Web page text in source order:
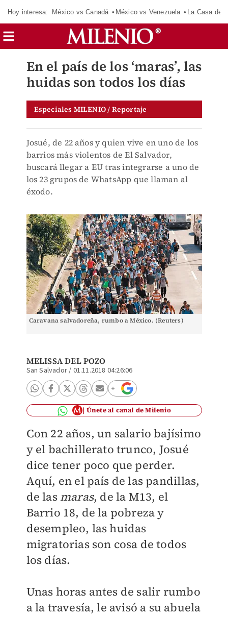
Hoy interesa: México vs Canadá México vs Venezuela La Casa de
En el país de los ‘maras’, las
huidas son todos los días
Especiales MILENIO / Reportaje
Josué, de 22 años y quien vive en uno de los
barrios más violentos de El Salvador,
buscará llegar a EU tras integrarse a uno de
los 23 grupos de WhatsApp que llaman al
éxodo.
Caravana salvadoreña, rumbo a México. (Reuters)
MELISSA DEL POZO
San Salvador/ 01.11.2018 04:26:06
Únete al canal de Milenio
Con 22 años, un salario bajísimo
y el bachillerato trunco, Josué
dice tener poco que perder.
Aquí, en el país de las pandillas,
de las maras, de la M13, el
Barrio 18, de la pobreza y
desempleo, las huidas
migratorias son cosa de todos
los días.
Unas horas antes de salir rumbo
a la travesía, le avisó a su abuela